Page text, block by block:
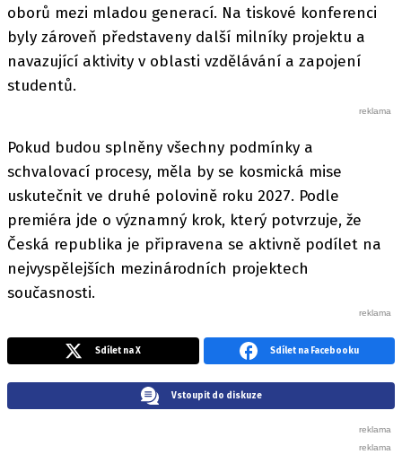
oborů mezi mladou generací. Na tiskové konferenci
byly zároveň představeny další milníky projektu a
navazující aktivity v oblasti vzdělávání a zapojení
studentů.
Pokud budou splněny všechny podmínky a
schvalovací procesy, měla by se kosmická mise
uskutečnit ve druhé polovině roku 2027. Podle
premiéra jde o významný krok, který potvrzuje, že
Česká republika je připravena se aktivně podílet na
nejvyspělejších mezinárodních projektech
současnosti.
Sdílet na X Sdílet na Facebooku
Vstoupit do diskuze